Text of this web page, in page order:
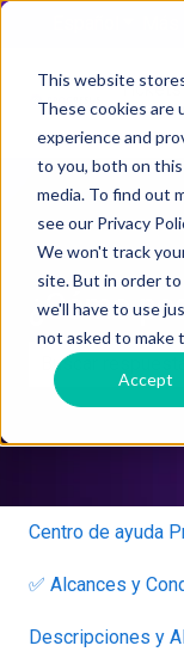
This website
These cookies are
experience and
to you, both on
media. To find out
see our Privacy
We won't track
site. But in order
we'll have to use
not asked to make
Accept
Tickets
¿Cómo
No hay
Centro de ayuda
✅ Alcances y
Descripciones y